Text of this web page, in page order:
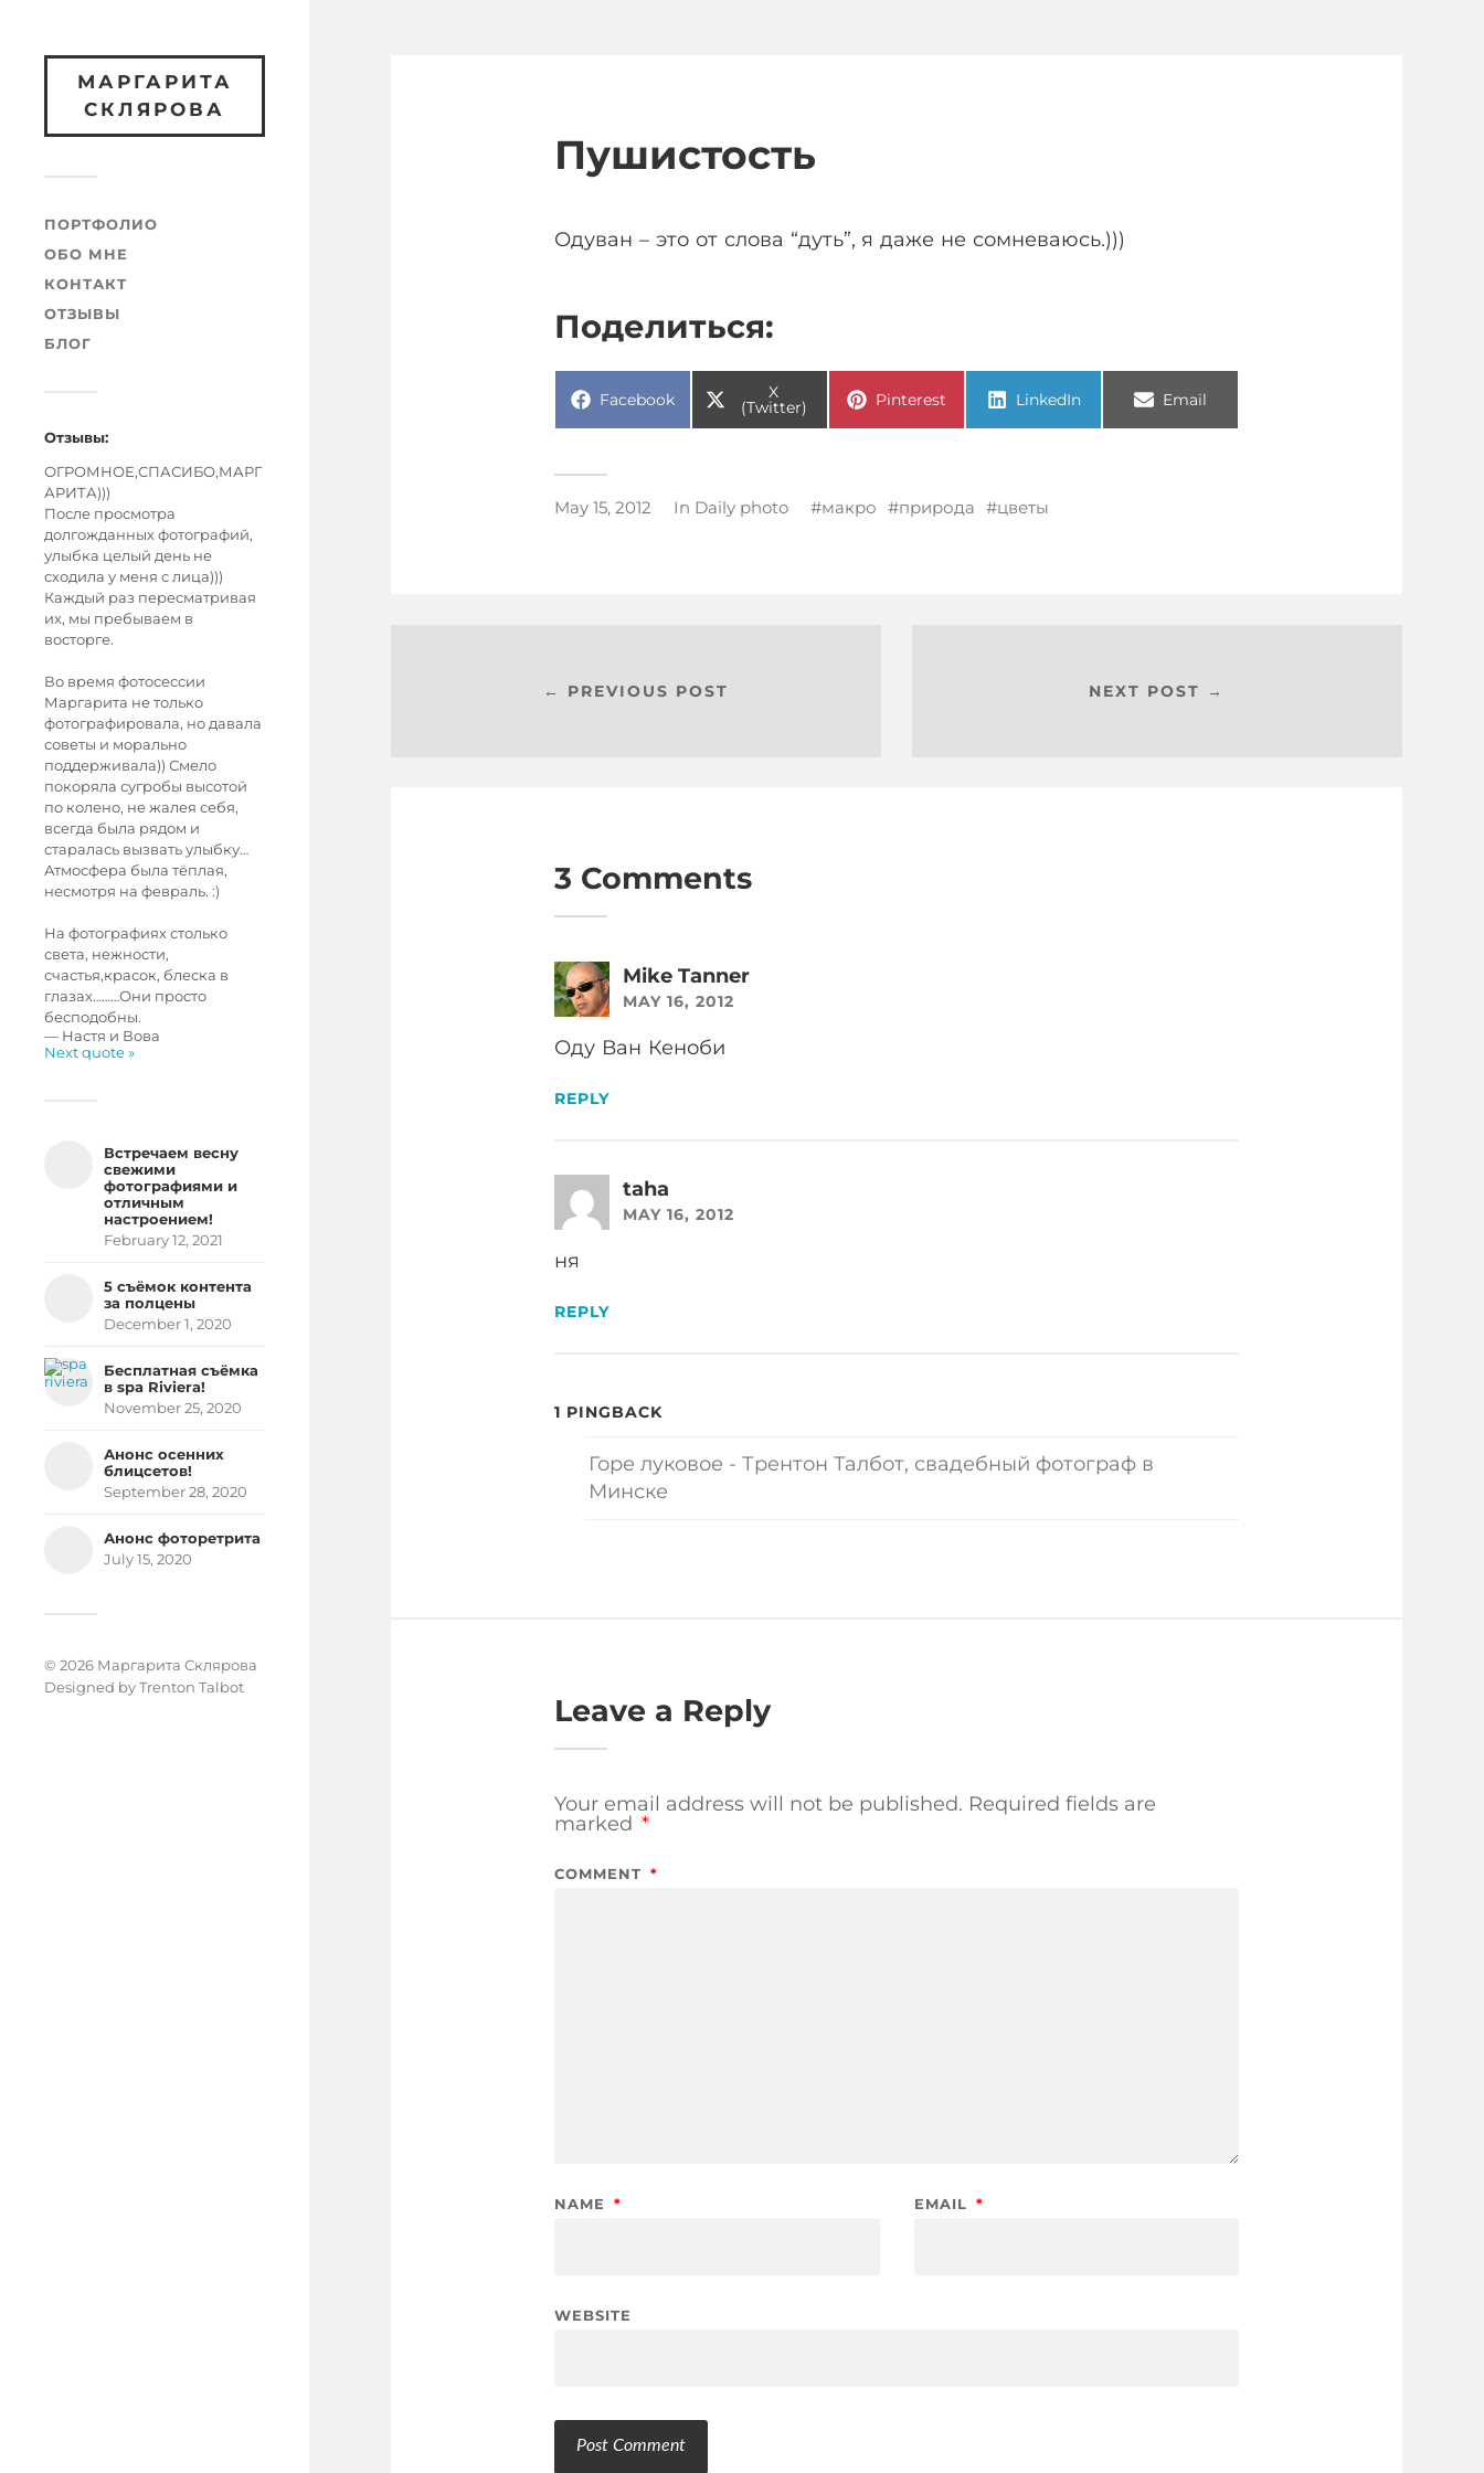
МАРГАРИТА
СКЛЯРОВА
ПОРТФОЛИО
ОБО МНЕ
КОНТАКТ
ОТЗЫВЫ
БЛОГ
Отзывы:
ОГРОМНОЕ,СПАСИБО,МАРГ
АРИТА)))
После просмотра
долгожданных фотографий,
улыбка целый день не
сходила у меня с лица)))
Каждый раз пересматривая
их, мы пребываем в
восторге.
Во время фотосессии
Маргарита не только
фотографировала, но давала
советы и морально
поддерживала)) Смело
покоряла сугробы высотой
по колено, не жалея себя,
всегда была рядом и
старалась вызвать улыбку…
Атмосфера была тёплая,
несмотря на февраль. :)
На фотографиях столько
света, нежности,
счастья,красок, блеска в
глазах………Они просто
бесподобны.
— Настя и Вова
Next quote »
Встречаем весну
свежими
фотографиями и
отличным
настроением!
February 12, 2021
5 съёмок контента
за полцены
December 1, 2020
Бесплатная съёмка
в spa Riviera!
November 25, 2020
Анонс осенних
блицсетов!
September 28, 2020
Анонс фоторетрита
July 15, 2020
© 2026 Маргарита Склярова
Designed byTrenton Talbot
Пушистость
Одуван – это от слова “дуть”, я даже не сомневаюсь.)))
Поделиться:
Facebook X
(Twitter) Pinterest LinkedIn Email
May 15, 2012 In Daily photo макро природа цветы
← PREVIOUS POST NEXT POST →
3 Comments
Mike Tanner
MAY 16, 2012
Оду Ван Кеноби
REPLY
taha
MAY 16, 2012
ня
REPLY
1 PINGBACK
Горе луковое - Трентон Талбот, свадебный фотограф в
Минске
Leave a Reply
Your email address will not be published. Required fields are
marked *
COMMENT *
NAME * EMAIL *
WEBSITE